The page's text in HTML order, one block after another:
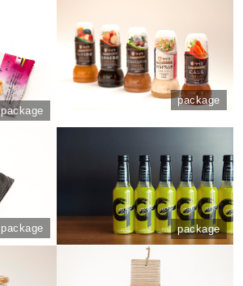
package
package
package package